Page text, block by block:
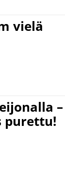
vielä
–
purettu!